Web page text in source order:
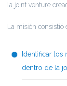
la joint venture
La misión consistió
Identificar los
dentro de la